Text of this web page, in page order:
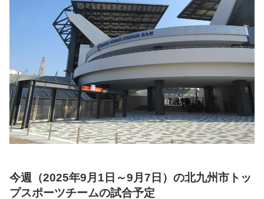
今週（2025年9月1日～9月7日）の北九州市トッ
プスポーツチームの試合予定